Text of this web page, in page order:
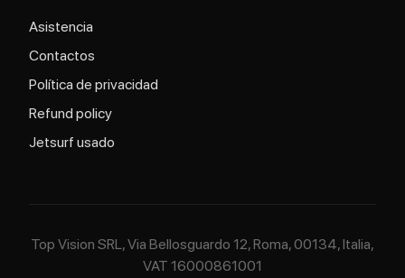
Asistencia
Contactos
Política de privacidad
Refund policy
Jetsurf usado
Top Vision SRL, Via Bellosguardo 12, Roma, 00134, Italia,
VAT 16000861001